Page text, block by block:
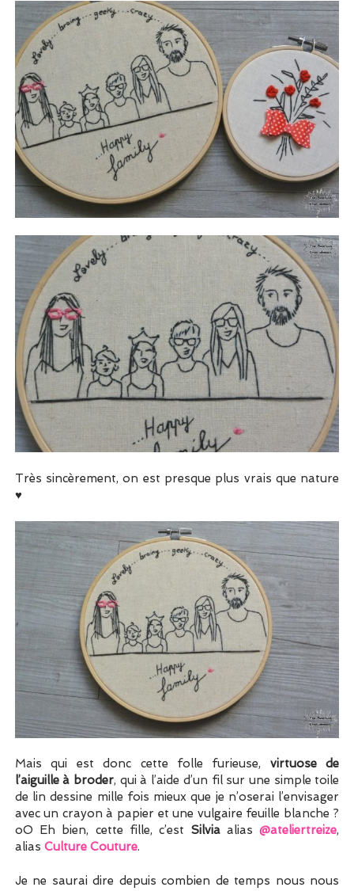
Très sincèrement, on est presque plus vrais que nature
♥
Mais qui est donc cette folle furieuse, virtuose de
l’aiguille à broder, qui à l’aide d’un fil sur une simple toile
de lin dessine mille fois mieux que je n’oserai l’envisager
avec un crayon à papier et une vulgaire feuille blanche ?
oO Eh bien, cette fille, c’est Silviaalias@ateliertreize,
alias Culture Couture.
Je ne saurai dire depuis combien de temps nous nous